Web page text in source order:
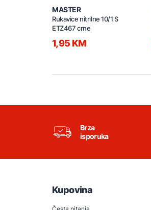
MASTER
Rukavice nitrilne 10/1 S
ETZ467 crne
1,95 KM
Brza
isporuka
Kupovina